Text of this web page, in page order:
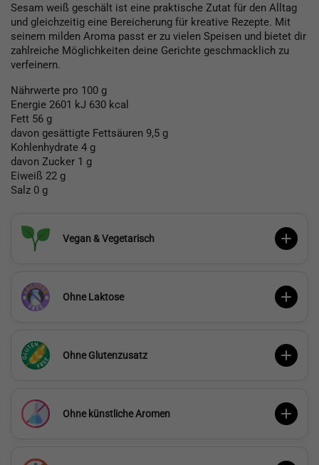
Sesam weiß geschält ist eine praktische Zutat für den Alltag
und gleichzeitig eine Bereicherung für kreative Rezepte. Mit
seinem milden Aroma passt er zu vielen Speisen und bietet dir
zahlreiche Möglichkeiten deine Gerichte geschmacklich zu
verfeinern.
Nährwerte pro 100 g
Energie 2601 kJ 630 kcal
Fett 56 g
davon gesättigte Fettsäuren 9,5 g
Kohlenhydrate 4 g
davon Zucker 1 g
Eiweiß 22 g
Salz 0 g
Vegan & Vegetarisch
Ohne Laktose
Ohne Glutenzusatz
Ohne künstliche Aromen